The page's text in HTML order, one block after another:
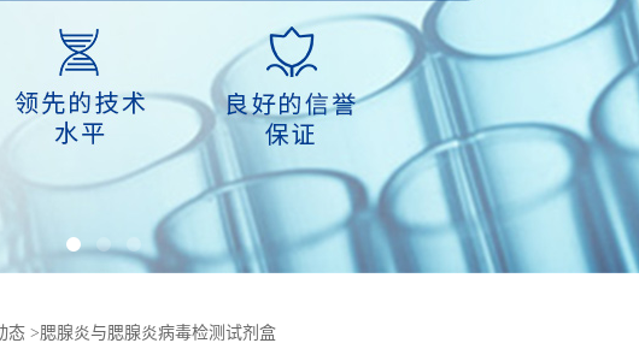
态 >腮腺炎与腮腺炎病毒检测试剂盒